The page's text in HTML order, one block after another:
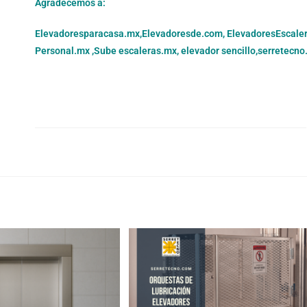
Agradecemos a:
Elevadoresparacasa.mx,Elevadoresde.com,
Personal.mx ,Sube escaleras.mx,elevador sencillo,